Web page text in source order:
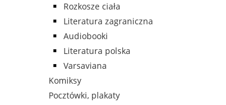
Rozkosze ciała
Literatura zagraniczna
Audiobooki
Literatura polska
Varsaviana
Komiksy
Pocztówki, plakaty